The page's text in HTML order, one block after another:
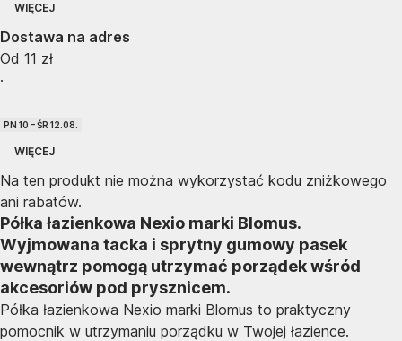
WIĘCEJ
Dostawa na adres
Od 11 zł
·
PN 10 – ŚR 12.08.
WIĘCEJ
Na ten produkt nie można wykorzystać kodu zniżkowego
ani rabatów.
Półka łazienkowa Nexio marki Blomus.
Wyjmowana tacka i sprytny gumowy pasek
wewnątrz pomogą utrzymać porządek wśród
akcesoriów pod prysznicem.
Półka łazienkowa Nexio marki Blomus to praktyczny
pomocnik w utrzymaniu porządku w Twojej łazience.